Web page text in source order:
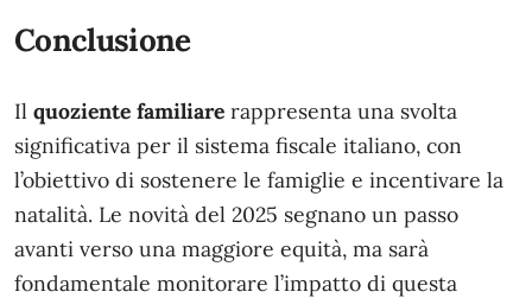
Conclusione
Il quoziente familiare rappresenta una svolta
significativa per il sistema fiscale italiano, con
l’obiettivo di sostenere le famiglie e incentivare la
natalità. Le novità del 2025 segnano un passo
avanti verso una maggiore equità, ma sarà
fondamentale monitorare l’impatto di questa